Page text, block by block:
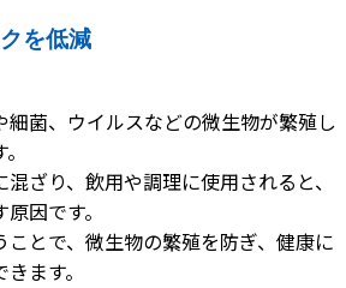
を低減
菌、ウイルスなどの微生物が繁殖し
ざり、飲用や調理に使用されると、
因です。
とで、微生物の繁殖を防ぎ、健康に
ます。